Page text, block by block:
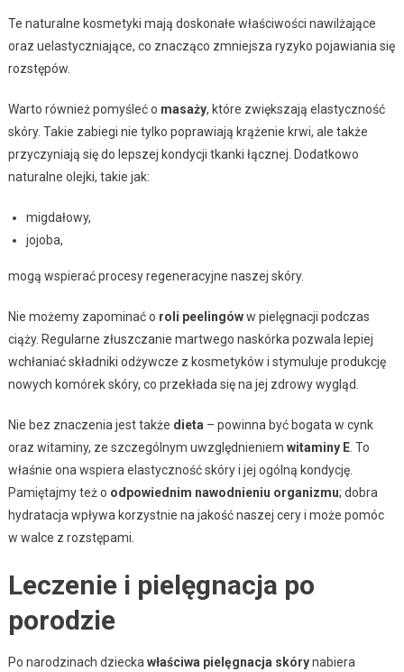
Te naturalne kosmetyki mają doskonałe właściwości nawilżające
oraz uelastyczniające, co znacząco zmniejsza ryzyko pojawiania się
rozstępów.
Warto również pomyśleć o masaży, które zwiększają elastyczność
skóry. Takie zabiegi nie tylko poprawiają krążenie krwi, ale także
przyczyniają się do lepszej kondycji tkanki łącznej. Dodatkowo
naturalne olejki, takie jak:
migdałowy,
jojoba,
mogą wspierać procesy regeneracyjne naszej skóry.
Nie możemy zapominać o roli peelingóww pielęgnacji podczas
ciąży. Regularne złuszczanie martwego naskórka pozwala lepiej
wchłaniać składniki odżywcze z kosmetyków i stymuluje produkcję
nowych komórek skóry, co przekłada się na jej zdrowy wygląd.
Nie bez znaczenia jest także dieta – powinna być bogata w cynk
oraz witaminy, ze szczególnym uwzględnieniem witaminy E. To
właśnie ona wspiera elastyczność skóry i jej ogólną kondycję.
Pamiętajmy też o odpowiednim nawodnieniu organizmu; dobra
hydratacja wpływa korzystnie na jakość naszej cery i może pomóc
w walce z rozstępami.
Leczenie i pielęgnacja po
porodzie
Po narodzinach dziecka właściwa pielęgnacja skórynabiera